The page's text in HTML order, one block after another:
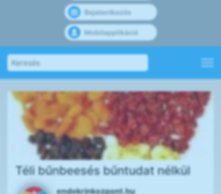
Bejelentkezés
Mobilapplikáció
Téli bűnbeesés bűntudat nélkül
endokrinkozpont.hu